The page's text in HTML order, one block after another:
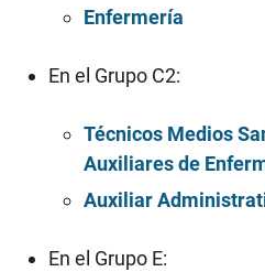
Enfermería
En el Grupo C2:
Técnicos Medios
Auxiliares de
Auxiliar
En el Grupo E: